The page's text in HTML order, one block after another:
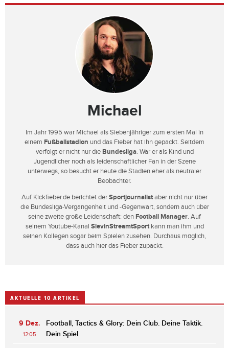
Michael
Im Jahr 1995 war Michael als Siebenjähriger zum ersten Mal in
einem Fußballstadion und das Fieber hat ihn gepackt. Seitdem
verfolgt er nicht nur die Bundesliga. War er als Kind und
Jugendlicher noch als leidenschaftlicher Fan in der Szene
unterwegs, so besucht er heute die Stadien eher als neutraler
Beobachter.
Auf Kickfieber.de berichtet derSportjournalistaber nicht nur über
die Bundesliga-Vergangenheit und -Gegenwart, sondern auch über
seine zweite große Leidenschaft: den Football Manager. Auf
seinem Youtube-Kanal SlevinStreamtSportkann man ihm und
seinen Kollegen sogar beim Spielen zusehen. Durchaus möglich,
dass auch hier das Fieber zupackt.
AKTUELLE 10 ARTIKEL
9 Dez.
12:05
Football, Tactics & Glory: Dein Club. Deine Taktik.
Dein Spiel.